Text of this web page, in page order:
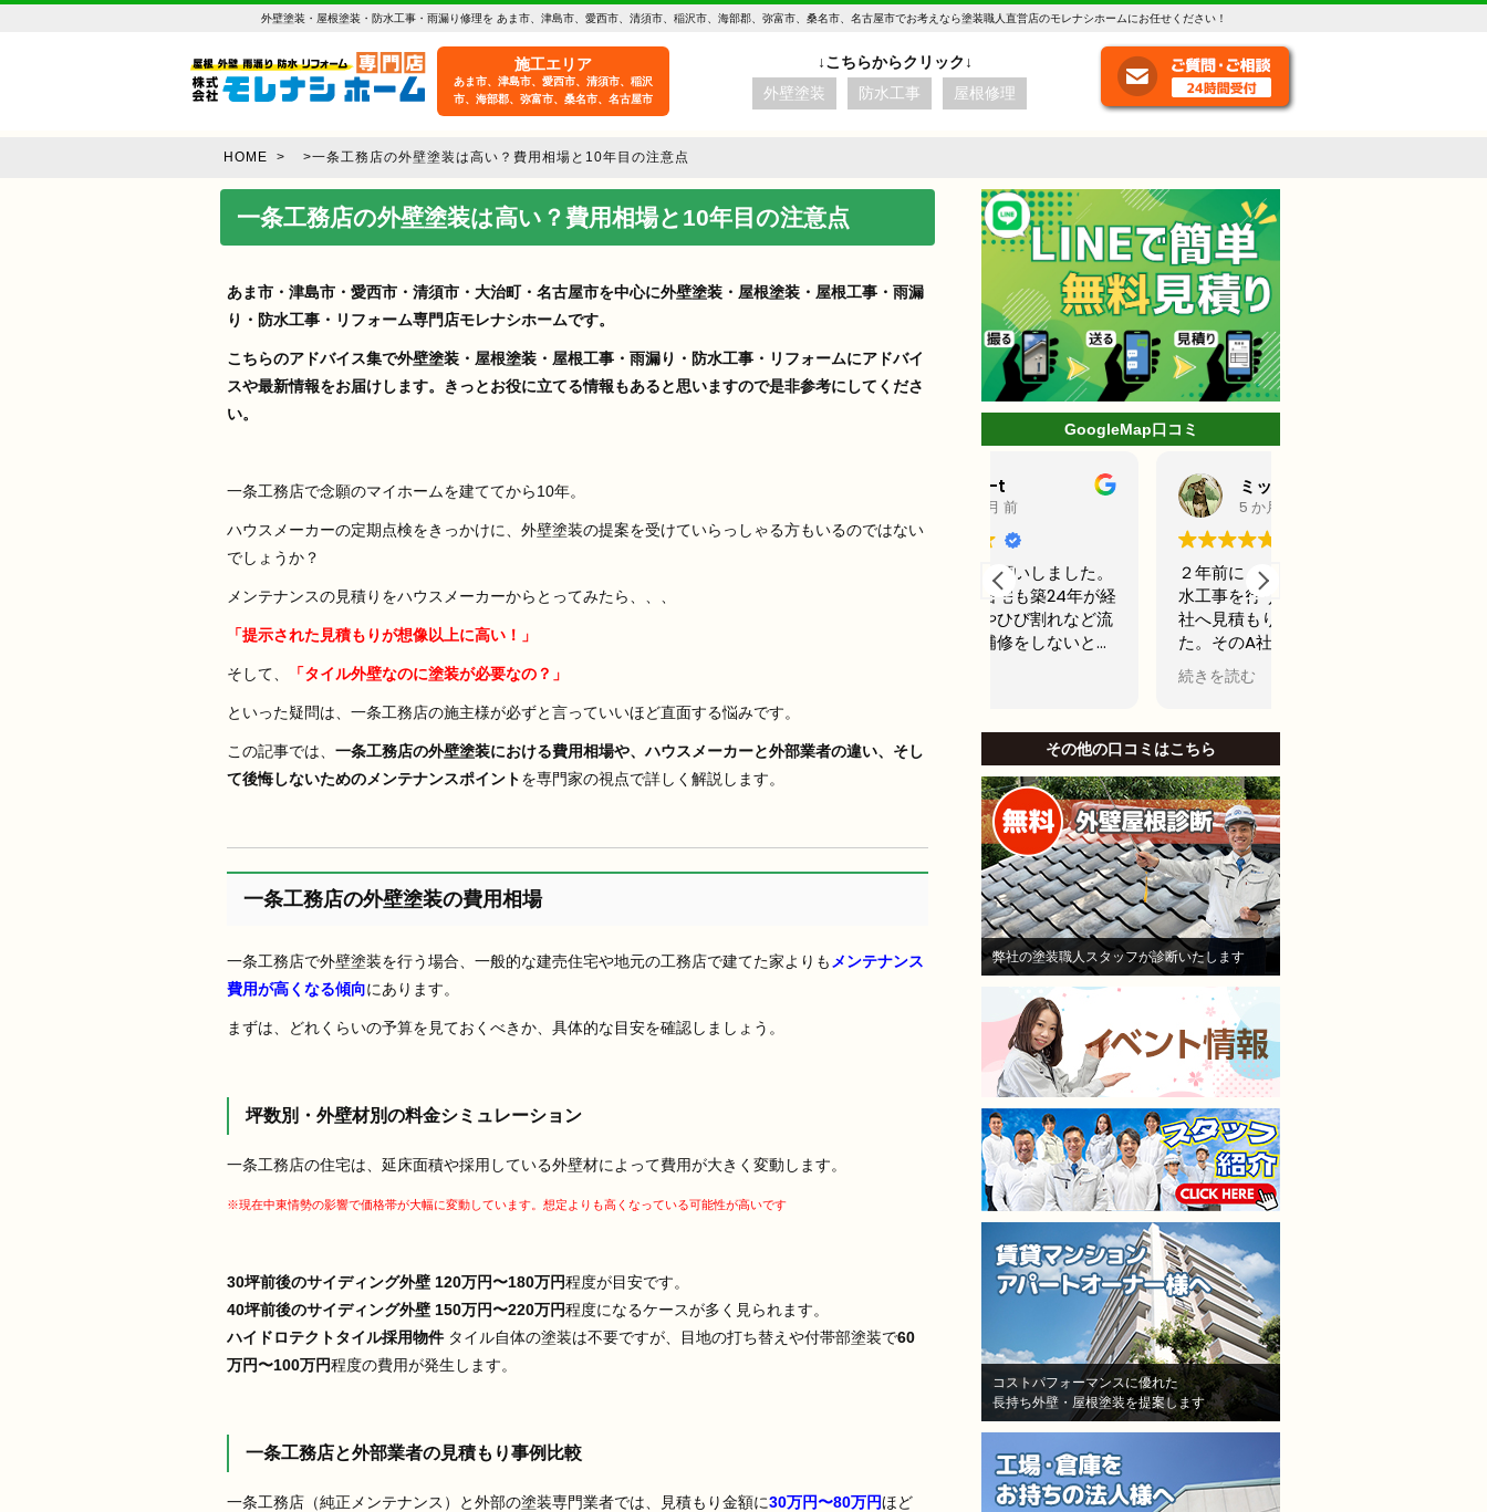
外壁塗装・屋根塗装・防水工事・雨漏り修理を あま市、津島市、愛西市、清須市、稲沢市、海部郡、弥富市、桑名市、名古屋市でお考えなら塗装職人直営店のモレナシホームにお任せください！
施工エリア
あま市、津島市、愛西市、清須市、稲沢
市、海部郡、弥富市、桑名市、名古屋市
外壁塗装 防水工事 屋根修理
HOME > >一条工務店の外壁塗装は高い？費用相場と10年目の注意点
一条工務店の外壁塗装は高い？費用相場と10年目の注意点
あま市・津島市・愛西市・清須市・大治町・名古屋市を中心に外壁塗装・屋根塗装・屋根工事・雨漏
り・防水工事・リフォーム専門店モレナシホームです。
こちらのアドバイス集で外壁塗装・屋根塗装・屋根工事・雨漏り・防水工事・リフォームにアドバイ
スや最新情報をお届けします。きっとお役に立てる情報もあると思いますので是非参考にしてくださ
い。
一条工務店で念願のマイホームを建ててから10年。
ハウスメーカーの定期点検をきっかけに、外壁塗装の提案を受けていらっしゃる方もいるのではない
でしょうか？
メンテナンスの見積りをハウスメーカーからとってみたら、、、
「提示された見積もりが想像以上に高い！」
そして、 「タイル外壁なのに塗装が必要なの？」
といった疑問は、一条工務店の施主様が必ずと言っていいほど直面する悩みです。
この記事では、一条工務店の外壁塗装における費用相場や、ハウスメーカーと外部業者の違い、そし
て後悔しないためのメンテナンスポイントを専門家の視点で詳しく解説します。
一条工務店の外壁塗装の費用相場
一条工務店で外壁塗装を行う場合、一般的な建売住宅や地元の工務店で建てた家よりも メンテナンス
費用が高くなる傾向にあります。
まずは、どれくらいの予算を見ておくべきか、具体的な目安を確認しましょう。
坪数別・外壁材別の料金シミュレーション
一条工務店の住宅は、延床面積や採用している外壁材によって費用が大きく変動します。
※現在中東情勢の影響で価格帯が大幅に変動しています。想定よりも高くなっている可能性が高いです
30坪前後のサイディング外壁 120万円〜180万円程度が目安です。
40坪前後のサイディング外壁 150万円〜220万円程度になるケースが多く見られます。
ハイドロテクトタイル採用物件タイル自体の塗装は不要ですが、目地の打ち替えや付帯部塗装で60
万円〜100万円程度の費用が発生します。
一条工務店と外部業者の見積もり事例比較
一条工務店（純正メンテナンス）と外部の塗装専門業者では、見積もり金額に30万円〜80万円ほど
GoogleMap口コミ
らにご相談しました。
ニーの苔の状態を見て「この
部分は塗装もできるが、サイ
さいました。
家の状態に合わせた的確なア
​現場に来てくださった職人さ
日の進捗報告もあったので安
モレナシホームさんにお願い
して本当に良かったです。あ
りがとうございました。
ミッキー
２年前に、アパート屋上の防
水工事を行う為に、A社とB
社へ見積もりを依頼しまし
た。そのA社が（株）モレナ
シホームさんでした。
当初私は、水漏れがないのな
B社を選び防水工事，施工を
お願いしました。Ｂしかし、
半年も立たないうちに、沢山
の亀裂がはいり、業者に連絡
して、その後補修工事をし、
さらに3ヶ月後に賃貸で貸し
ていたお部屋に水漏れを起こ
し、住人さんにご迷惑をおか
けして、その後退所され、お
部屋は、全部屋水漏れ！大損
害！即業者に連絡して、原因
を追求すべく様依頼！
施工担当者3人が調査に来
て、結果原因が施工不良と認
めた！しかし、「安いから、
防水が薄くなった！」「鳥が
突っついたりする亀裂だ！」
とか色々訳分からないいい訳
をしてきました。
結局自分達の施工不良を認め
たにも関わらず、保証はな
し！一年も経ってないのに、
水漏れ！ありえない！怒り
しかありませんでした
その後A社の（株）モレナシ
ホームさんへ再度見積もりを
依頼！
状況を説明し、凄く親身に相
談にのって頂き、今度こそは
と信用して（株）モレナシホ
ームさんで再度防水工事、施
工をお願いしました。
その他の口コミはこちら
弊社の塗装職人スタッフが診断いたします
コストパフォーマンスに優れた
長持ち外壁・屋根塗装を提案します